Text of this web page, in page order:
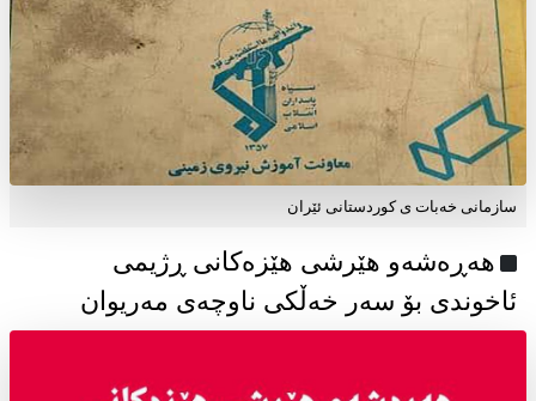
سازمانی خەبات ی كوردستانی ئێران
هەڕەشەو هێرشی هێزەکانی ڕژیمی
ئاخوندی بۆ سەر خەڵکی ناوچەی مەریوان